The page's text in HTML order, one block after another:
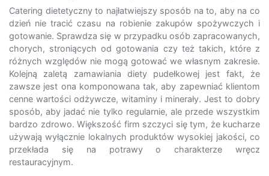
Catering dietetyczny to najłatwiejszy sposób na to, aby na co
dzień nie tracić czasu na robienie zakupów spożywczych i
gotowanie. Sprawdza się w przypadku osób zapracowanych,
chorych, stroniących od gotowania czy też takich, które z
różnych względów nie mogą gotować we własnym zakresie.
Kolejną zaletą zamawiania diety pudełkowej jest fakt, że
zawsze jest ona komponowana tak, aby zapewniać klientom
cenne wartości odżywcze, witaminy i minerały. Jest to dobry
sposób, aby jadać nie tylko regularnie, ale przede wszystkim
bardzo zdrowo. Większość firm szczyci się tym, że kucharze
używają wyłącznie lokalnych produktów wysokiej jakości, co
przekłada się na potrawy o charakterze wręcz
restauracyjnym.